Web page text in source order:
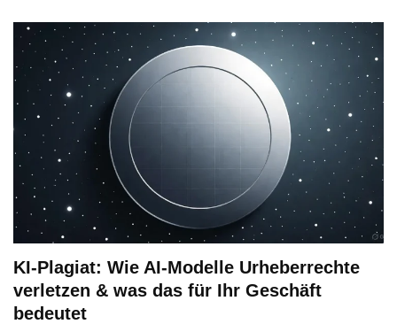
KI-Plagiat: Wie AI-Modelle Urheberrechte
verletzen & was das für Ihr Geschäft
bedeutet